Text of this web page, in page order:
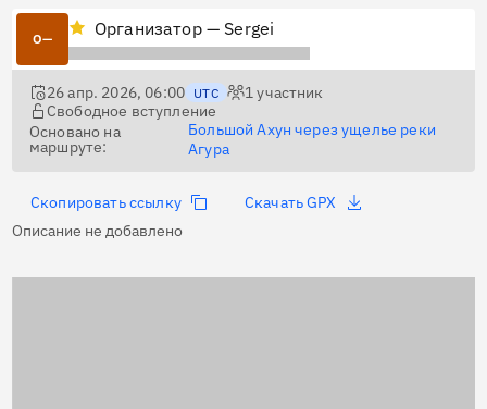
О— Организатор — Sergei
26 апр. 2026, 06:00 UTC 1участник
Свободное вступление
Основано на
маршруте:
Большой Ахун через ущелье реки
Агура
Скопировать ссылку
Скачать GPX
Описание не добавлено